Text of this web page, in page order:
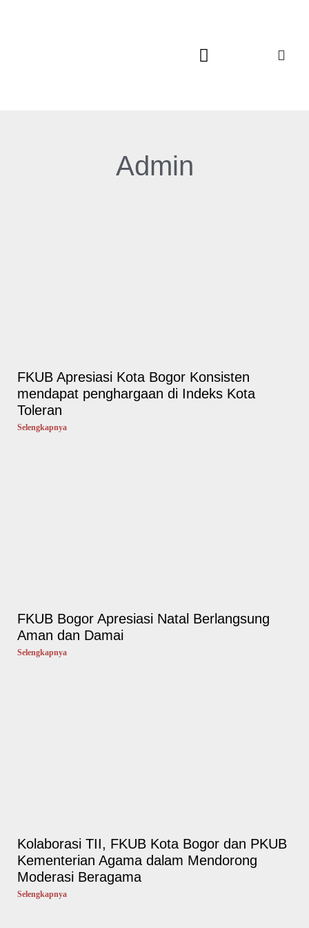
Admin
FKUB Apresiasi Kota Bogor Konsisten
mendapat penghargaan di Indeks Kota
Toleran
Selengkapnya
FKUB Bogor Apresiasi Natal Berlangsung
Aman dan Damai
Selengkapnya
Kolaborasi TII, FKUB Kota Bogor dan PKUB
Kementerian Agama dalam Mendorong
Moderasi Beragama
Selengkapnya